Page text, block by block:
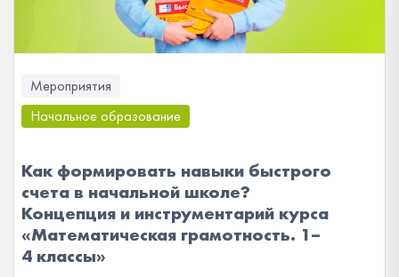
Мероприятия
Начальное образование
Как формировать навыки быстрого
счета в начальной школе?
Концепция и инструментарий курса
«Математическая грамотность. 1–
4 классы»